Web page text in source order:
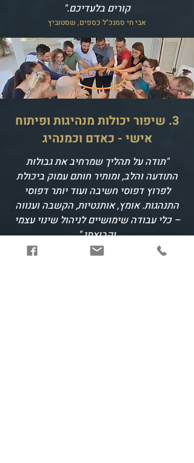
קורים בלעדיכם."
אבי חי סמנכ"ל כספים, שסטוביץ
3. שיפור יכולות מנהיגות ופיתוח
אישי - כאדם וכמנהיג
"תודה על תהליך שמרחיב את גבולות
התודעה והלב, ומותיר חותם עמוק ביכולת
לפרוץ דפוסי חשיבה ועוד יותר דפוסי
התנהגות. אומץ, אותנטיות, הקשבה וענווה
– כלי עבודה שימושיים לניהול שינוי עצמי
וקבוצתי."
עינת יוזנט רביד, מנכ"לית אלטמן ישראל